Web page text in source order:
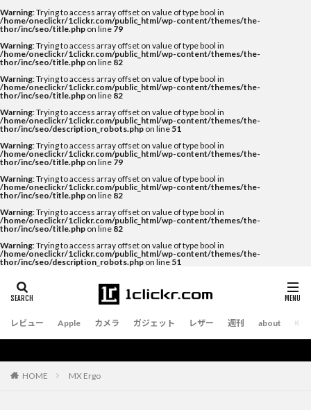
Warning: Trying to access array offset on value of type bool in
/home/oneclickr/1clickr.com/public_html/wp-content/themes/the-
thor/inc/seo/title.php on line 79
Warning: Trying to access array offset on value of type bool in
/home/oneclickr/1clickr.com/public_html/wp-content/themes/the-
thor/inc/seo/title.php on line 82
Warning: Trying to access array offset on value of type bool in
/home/oneclickr/1clickr.com/public_html/wp-content/themes/the-
thor/inc/seo/title.php on line 82
Warning: Trying to access array offset on value of type bool in
/home/oneclickr/1clickr.com/public_html/wp-content/themes/the-
thor/inc/seo/description_robots.php on line 51
Warning: Trying to access array offset on value of type bool in
/home/oneclickr/1clickr.com/public_html/wp-content/themes/the-
thor/inc/seo/title.php on line 79
Warning: Trying to access array offset on value of type bool in
/home/oneclickr/1clickr.com/public_html/wp-content/themes/the-
thor/inc/seo/title.php on line 82
Warning: Trying to access array offset on value of type bool in
/home/oneclickr/1clickr.com/public_html/wp-content/themes/the-
thor/inc/seo/title.php on line 82
Warning: Trying to access array offset on value of type bool in
/home/oneclickr/1clickr.com/public_html/wp-content/themes/the-
thor/inc/seo/description_robots.php on line 51
レビュー Apple カメラ ガジェット レザー 週刊 about
HOME MX Ergo